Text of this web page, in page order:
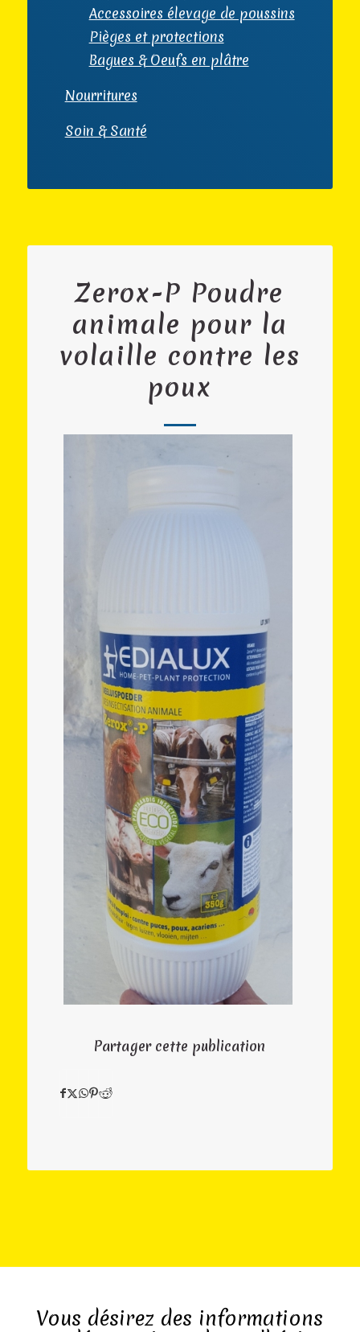
Accessoires élevage de poussins
Pièges et protections
Bagues & Oeufs en plâtre
Nourritures
Soin & Santé
Zerox-P Poudre
animale pour la
volaille contre les
poux
Partager cette publication
Vous désirez des informations